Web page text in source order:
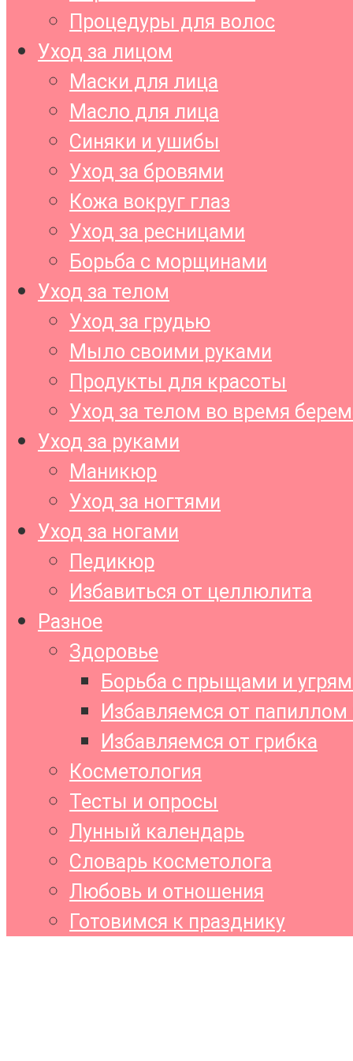
Процедуры для волос
Уход за лицом
Маски для лица
Масло для лица
Синяки и ушибы
Уход за бровями
Кожа вокруг глаз
Уход за ресницами
Борьба с морщинами
Уход за телом
Уход за грудью
Мыло своими руками
Продукты для красоты
Уход за телом во время
Уход за руками
Маникюр
Уход за ногтями
Уход за ногами
Педикюр
Избавиться от целлюлита
Разное
Здоровье
Борьба с прыщами и
Избавляемся от папиллом
Избавляемся от грибка
Косметология
Тесты и опросы
Лунный календарь
Словарь косметолога
Любовь и отношения
Готовимся к празднику